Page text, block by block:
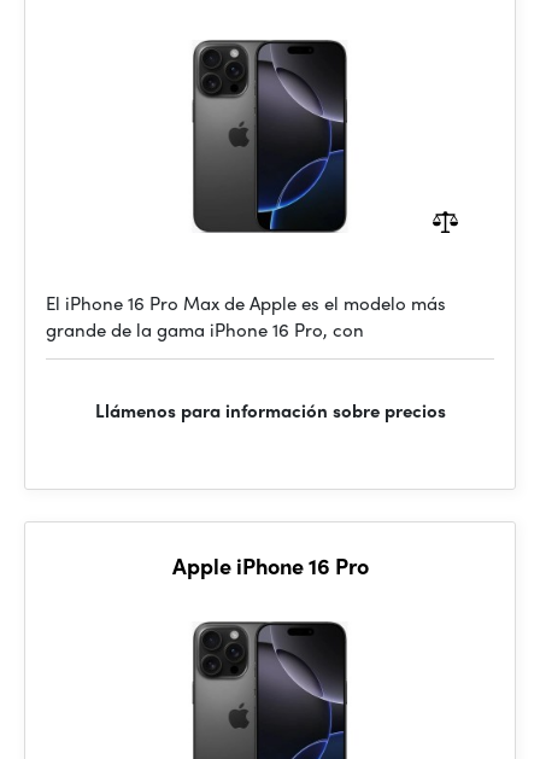
El iPhone 16 Pro Max de Apple es el modelo más
grande de la gama iPhone 16 Pro, con
Llámenos para información sobre precios
Apple iPhone 16 Pro